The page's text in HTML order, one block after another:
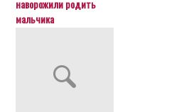
наворожили родить
мальчика